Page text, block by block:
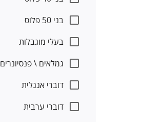
בני 50 פלוס
בעלי מוגבלות
גמלאים \ פנסיונרים
דוברי אנגלית
דוברי ערבית